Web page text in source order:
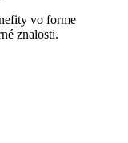
vo forme
znalosti.